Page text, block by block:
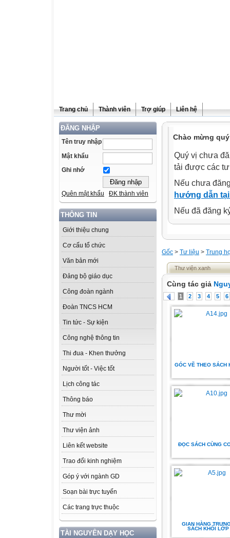
Trang chủ Thành viên Trợ giúp Liên hệ
ĐĂNG NHẬP
Tên truy nhập
Mật khẩu
Ghi nhớ
Quên mật khẩu ĐK thành viên
THÔNG TIN
Giới thiệu chung
Cơ cấu tổ chức
Văn bản mới
Đảng bộ giáo dục
Công đoàn ngành
Đoàn TNCS HCM
Tin tức - Sự kiện
Công nghệ thông tin
Thi đua - Khen thưởng
Người tốt - Việc tốt
Lịch công tác
Thông báo
Thư mời
Thư viện ảnh
Liên kết website
Trao đổi kinh nghiệm
Góp ý với ngành GD
Soạn bài trực tuyến
Các trang trực thuộc
TÀI NGUYÊN DẠY HỌC
Chào mừng
Quý vị chưa
tải được các
Nếu chưa
hướng dẫn
Nếu đã đăng
Gốc > Tư liệu > Trung
Thư viện xanh
Cùng tác giả
1 2 3 4 5 6
GÓC VẼ THEO SÁCH
ĐỌC SÁCH CÙNG
GIAN HÀNG
SÁCH KHỐI LỚP